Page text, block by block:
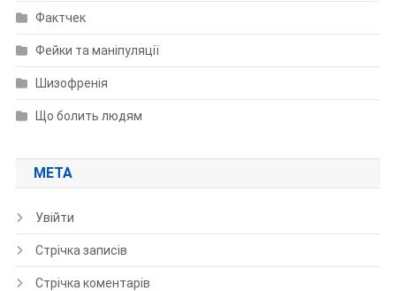
Фактчек
Фейки та маніпуляції
Шизофренія
Що болить людям
МЕТА
Увійти
Стрічка записів
Стрічка коментарів